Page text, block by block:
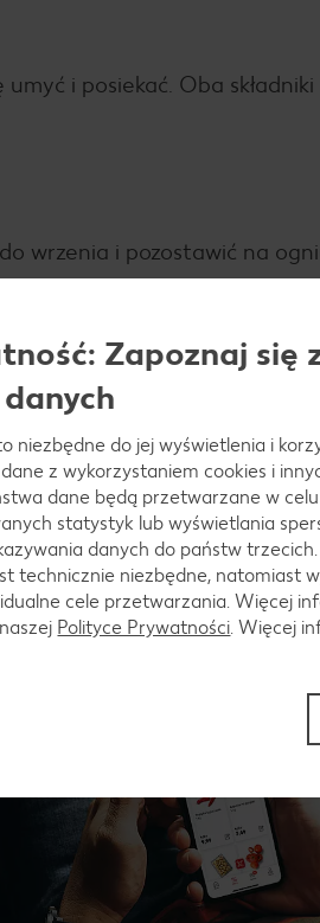
i posiekać. Oba
wrzenia i pozostawić na
słoików, dobrze zakręcić i
Zapoznaj się
niezbędne do jej wyświetlenia i
z wykorzystaniem cookies i
dane będą przetwarzane w
statystyk lub wyświetlania
danych do państw
technicznie niezbędne, natomiast
cele przetwarzania. Więcej
Polityce Prywatności. Więcej